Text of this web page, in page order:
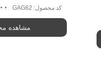
کد محصول: GAG62
مشاهده